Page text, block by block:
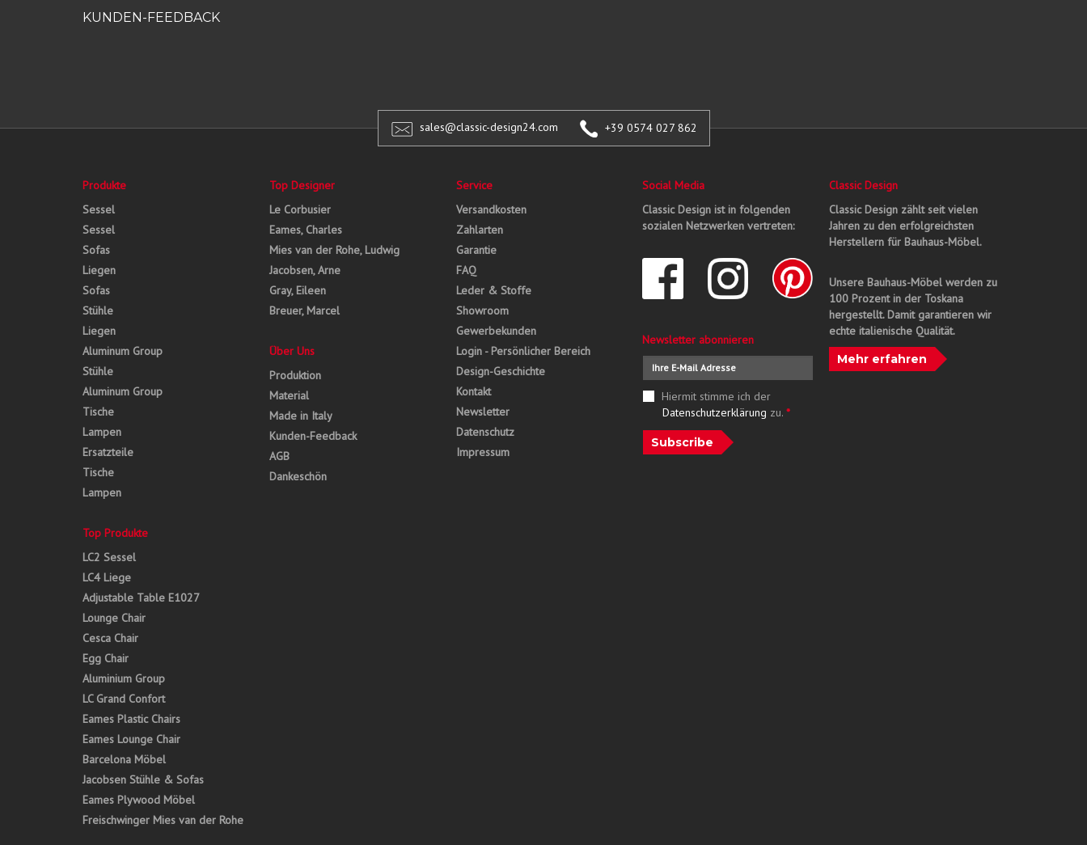
KUNDEN-FEEDBACK
sales@classic-design24.com +39 0574 027 862
Produkte
Sessel
Sessel
Sofas
Liegen
Sofas
Stühle
Liegen
Aluminum Group
Stühle
Aluminum Group
Tische
Lampen
Ersatzteile
Tische
Lampen
Top Produkte
LC2 Sessel
LC4 Liege
Adjustable Table E1027
Lounge Chair
Cesca Chair
Egg Chair
Aluminium Group
LC Grand Confort
Eames Plastic Chairs
Eames Lounge Chair
Barcelona Möbel
Jacobsen Stühle & Sofas
Eames Plywood Möbel
Freischwinger Mies van der Rohe
Top Designer
Le Corbusier
Eames, Charles
Mies van der Rohe, Ludwig
Jacobsen, Arne
Gray, Eileen
Breuer, Marcel
Über Uns
Produktion
Material
Made in Italy
Kunden-Feedback
AGB
Dankeschön
Service
Versandkosten
Zahlarten
Garantie
FAQ
Leder & Stoffe
Showroom
Gewerbekunden
Login - Persönlicher Bereich
Design-Geschichte
Kontakt
Newsletter
Datenschutz
Impressum
Social Media
Classic Design ist in folgenden
sozialen Netzwerken vertreten:
Newsletter abonnieren
Hiermit stimme ich der
Datenschutzerklärung zu. *
Subscribe
Classic Design
Classic Design zählt seit vielen
Jahren zu den erfolgreichsten
Herstellern für Bauhaus-Möbel.
Unsere Bauhaus-Möbel werden zu
100 Prozent in der Toskana
hergestellt. Damit garantieren wir
echte italienische Qualität.
Mehr erfahren